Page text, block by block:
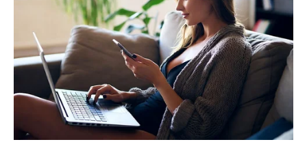
što jeste. Prošlost te je učila kroz razočaranja koja su
rušila snove, ali su ti otvorila oči.
Sada se tvoj odnos prema ljubavi menja.
Više ne tražiš bajku po svaku cenu. Tražiš sigurnost,
iskrenost i emocionalnu prisutnost
. Ako si slobodan,
privlačiš osobu koja ne traži da se izgubiš u njoj, već da